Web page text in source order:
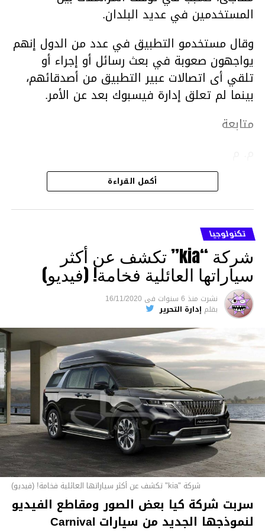
المستخدمين في عديد البلدان.
وقال مستخدمو التطبيق في عدد من الدول إنهم
يواجهون صعوبة في بعث رسائل أو إجراء أو
تلقي أى اتصالات عبير التطبيق من أصدقائهم،
بينما لم تعلق إدارة فيسبوك بعد عن الأمر.
متابعة
أكمل القراءة
تكنولوجيا
شركة “kia” تكشف عن أكثر
سياراتها العائلية فخامة! (فيديو)
نشرت منذ 6 سنوات فى 16/11/2020
بقلم إدارة التحرير
شركة "kia" تكشف عن أكثر سياراتها العائلية فخامة! (فيديو)
سربت شركة كيا بعض الصور ومقاطع الفيديو
لنموذجها الجديد من سيارات Carnival